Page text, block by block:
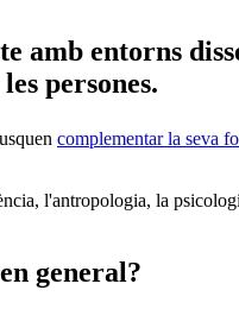
amb entorns
persones.
complementar la seva
l'antropologia, la
general?